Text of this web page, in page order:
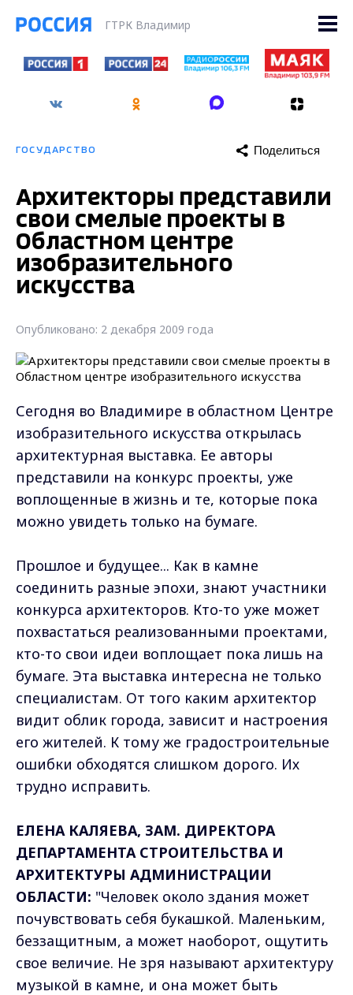
ГТРК Владимир
ГОСУДАРСТВО Поделиться
Архитекторы представили
свои смелые проекты в
Областном центре
изобразительного
искусства
Опубликовано: 2 декабря 2009 года
Сегодня во Владимире в областном Центре
изобразительного искусства открылась
архитектурная выставка. Ее авторы
представили на конкурс проекты, уже
воплощенные в жизнь и те, которые пока
можно увидеть только на бумаге.
Прошлое и будущее... Как в камне
соединить разные эпохи, знают участники
конкурса архитекторов. Кто-то уже может
похвастаться реализованными проектами,
кто-то свои идеи воплощает пока лишь на
бумаге. Эта выставка интересна не только
специалистам. От того каким архитектор
видит облик города, зависит и настроения
его жителей. К тому же градостроительные
ошибки обходятся слишком дорого. Их
трудно исправить.
ЕЛЕНА КАЛЯЕВА, ЗАМ. ДИРЕКТОРА
ДЕПАРТАМЕНТА СТРОИТЕЛЬСТВА И
АРХИТЕКТУРЫ АДМИНИСТРАЦИИ
ОБЛАСТИ: "Человек около здания может
почувствовать себя букашкой. Маленьким,
беззащитным, а может наоборот, ощутить
свое величие. Не зря называют архитектуру
музыкой в камне, и она может быть